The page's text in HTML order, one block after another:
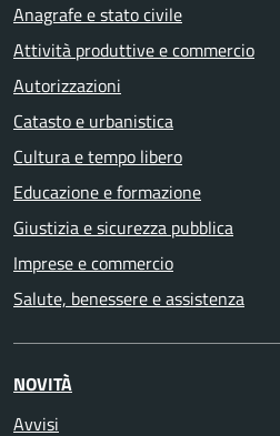
Anagrafe e stato civile
Attività produttive e commercio
Autorizzazioni
Catasto e urbanistica
Cultura e tempo libero
Educazione e formazione
Giustizia e sicurezza pubblica
Imprese e commercio
Salute, benessere e assistenza
NOVITÀ
Avvisi